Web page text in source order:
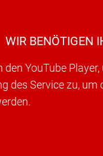
WIR BENÖTIGEN
den YouTube
des Service zu,